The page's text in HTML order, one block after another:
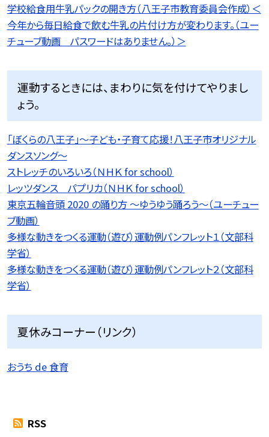
学校給食用牛乳パックの開き方（八王子市教育委員会作成）＜
今年から毎日給食で飲む牛乳の片付け方が変わります。（ユー
チューブ動画 パスワードはありません。）＞
運動するときには、まわりに気を付けてやりまし
ょう。
「ぼくらの八王子」〜子ども・子育て応援！八王子市オリジナル
ダンスソング〜
ストレッチのいろいろ（ＮＨＫ for school）
レッツダンス パプリカ（ＮＨＫ for school）
東京五輪音頭 2020 の踊り方 〜ゆうゆう踊ろう〜（ユーチュー
ブ動画）
多様な動きをつくる運動（遊び）運動例パンフレット１（文部科
学省）
多様な動きをつくる運動（遊び）運動例パンフレット２（文部科
学省）
夏休みコーナー（リンク）
おうち de 食育
RSS